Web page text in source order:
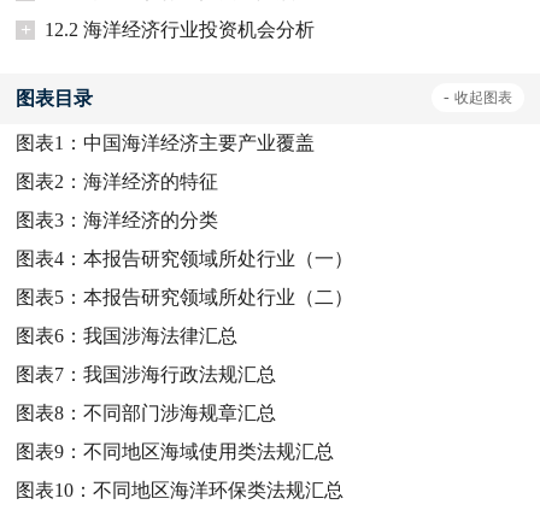
+
12.2 海洋经济行业投资机会分析
图表目录 - 收起图表
图表1：中国海洋经济主要产业覆盖
图表2：海洋经济的特征
图表3：海洋经济的分类
图表4：本报告研究领域所处行业（一）
图表5：本报告研究领域所处行业（二）
图表6：我国涉海法律汇总
图表7：我国涉海行政法规汇总
图表8：不同部门涉海规章汇总
图表9：不同地区海域使用类法规汇总
图表10：不同地区海洋环保类法规汇总